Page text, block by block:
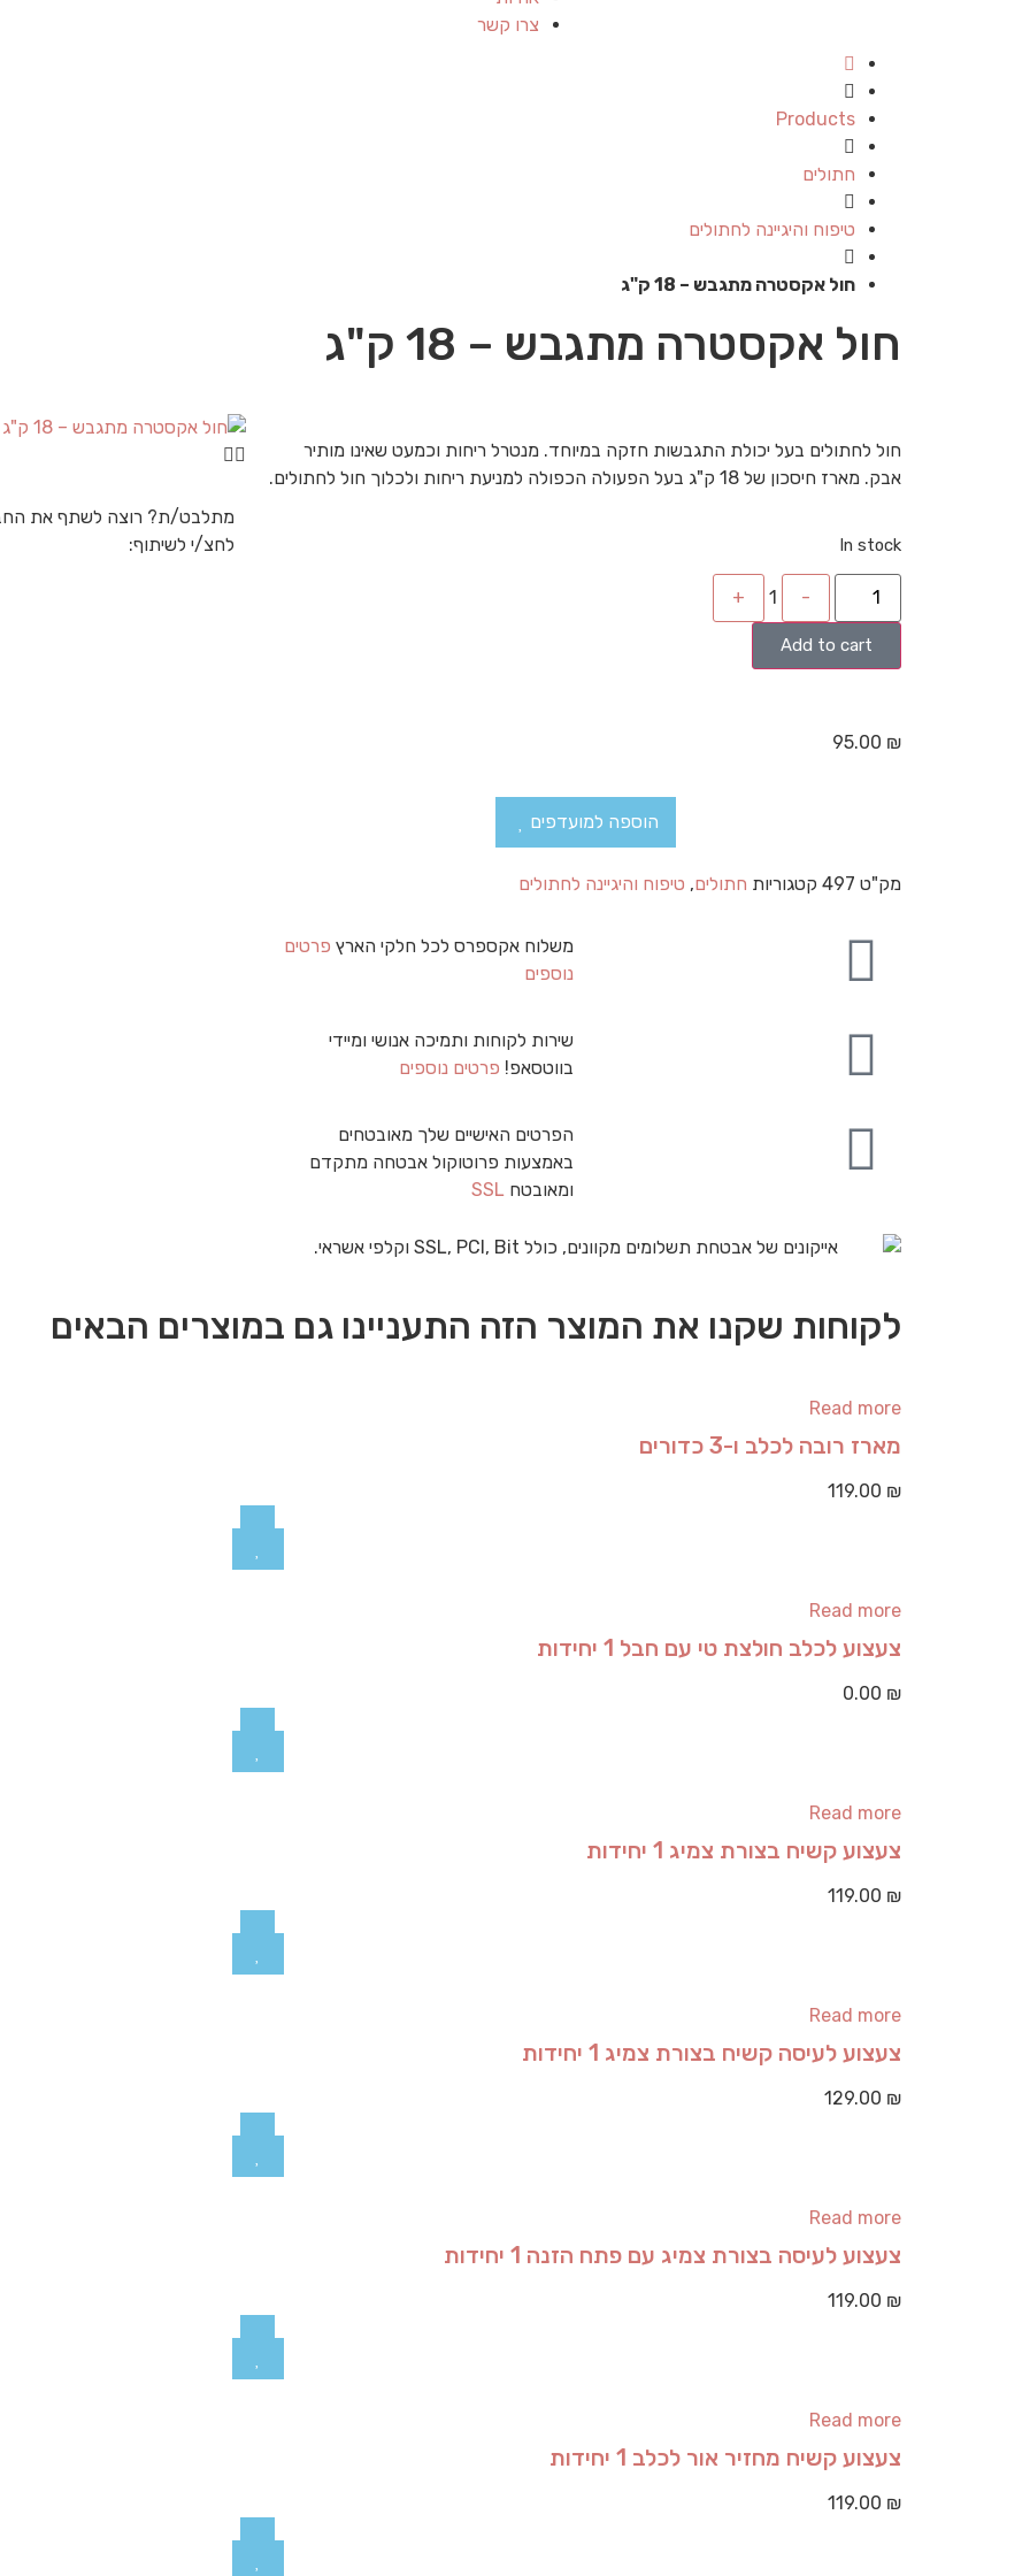
צרו קשר
Products
חתולים
טיפוח והיגיינה לחתולים
חול אקסטרה מתגבש – 18 ק"ג
חול אקסטרה מתגבש – 18 ק"ג
חול לחתולים בעל יכולת התגבשות חזקה במיוחד. מנטרל ריחות וכמעט שאינו מותיר
אבק. מארז חיסכון של 18 ק"ג בעל הפעולה הכפולה למניעת ריחות ולכלוך חול לחתולים.
In stock
-
1
+
Add to cart
95.00 ₪
הוספה למועדפים
מק"ט 497 קטגוריות חתולים, טיפוח והיגיינה לחתולים
משלוח אקספרס לכל חלקי הארץ פרטים
נוספים
שירות לקוחות ותמיכה אנושי ומיידי
בווטסאפ! פרטים נוספים
הפרטים האישיים שלך מאובטחים
באמצעות פרוטוקול אבטחה מתקדם
ומאובטח SSL
מתלבט/ת? רוצה לשתף את
לחצ/י לשיתוף:
לקוחות שקנו את המוצר הזה התעניינו גם במוצרים הבאים
Read more
מארז רובה לכלב ו-3 כדורים
119.00 ₪
Read more
צעצוע לכלב חולצת טי עם חבל 1 יחידות
0.00 ₪
Read more
צעצוע קשיח בצורת צמיג 1 יחידות
119.00 ₪
Read more
צעצוע לעיסה קשיח בצורת צמיג 1 יחידות
129.00 ₪
Read more
צעצוע לעיסה בצורת צמיג עם פתח הזנה 1 יחידות
119.00 ₪
Read more
צעצוע קשיח מחזיר אור לכלב 1 יחידות
119.00 ₪